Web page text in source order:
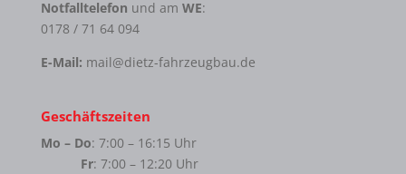
Notfalltelefon und am WE:
0178 / 71 64 094
E-Mail: mail@dietz-fahrzeugbau.de
Geschäftszeiten
Mo – Do: 7:00 – 16:15 Uhr
Fr: 7:00 – 12:20 Uhr